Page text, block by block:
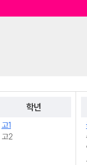
학년
고1
고2